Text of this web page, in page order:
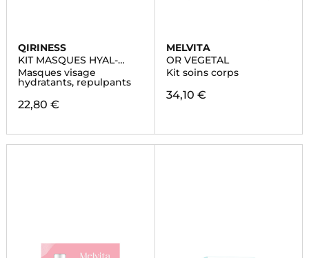
QIRINESS
KIT MASQUES HYAL-
AQUA
Masques visage
hydratants, repulpants
22,80 €
MELVITA
OR VEGETAL
Kit soins corps
34,10 €